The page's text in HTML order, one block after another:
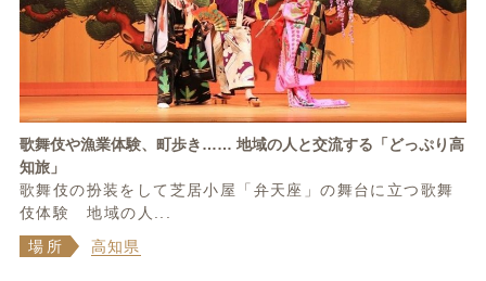
歌舞伎や漁業体験、町歩き…… 地域の人と交流する「どっぷり高
知旅」
歌舞伎の扮装をして芝居小屋「弁天座」の舞台に立つ歌舞
伎体験 地域の人...
場所
高知県